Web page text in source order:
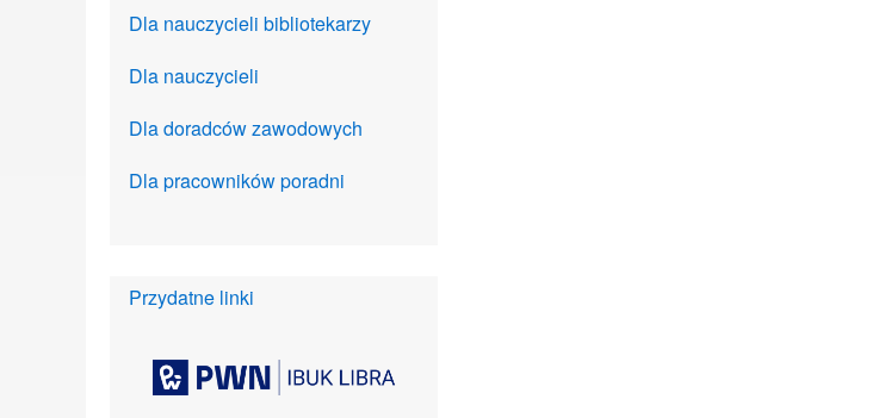
Dla nauczycieli bibliotekarzy
Dla nauczycieli
Dla doradców zawodowych
Dla pracowników poradni
Przydatne linki